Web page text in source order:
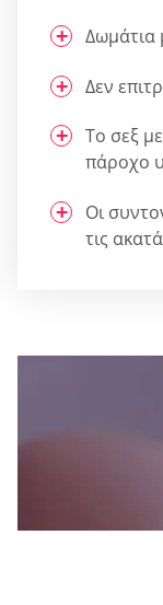
Δωμάτια
Δεν
Το σεξ
πάροχο
Οι
τις